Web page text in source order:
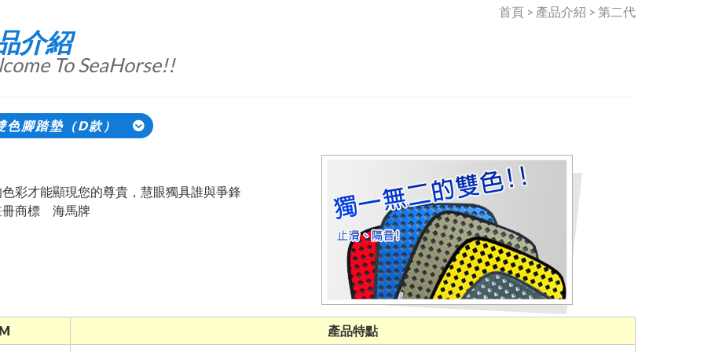
首頁 > 產品介紹 > 第二代
介紹
To SeaHorse!!
腳踏墊（D款）
彩才能顯現您的尊貴，慧眼獨具誰與爭鋒
冊商標 海馬牌
產品特點